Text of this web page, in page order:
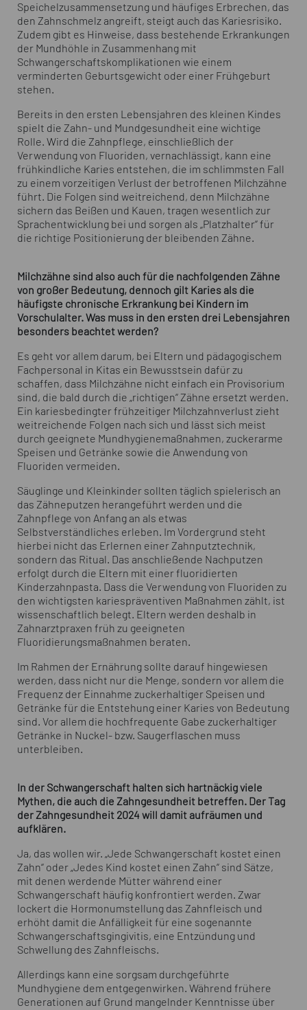
Speichelzusammensetzung und häufiges Erbrechen, das
den Zahnschmelz angreift, steigt auch das Kariesrisiko.
Zudem gibt es Hinweise, dass bestehende Erkrankungen
der Mundhöhle in Zusammenhang mit
Schwangerschaftskomplikationen wie einem
verminderten Geburtsgewicht oder einer Frühgeburt
stehen.
Bereits in den ersten Lebensjahren des kleinen Kindes
spielt die Zahn- und Mundgesundheit eine wichtige
Rolle. Wird die Zahnpflege, einschließlich der
Verwendung von Fluoriden, vernachlässigt, kann eine
frühkindliche Karies entstehen, die im schlimmsten Fall
zu einem vorzeitigen Verlust der betroffenen Milchzähne
führt. Die Folgen sind weitreichend, denn Milchzähne
sichern das Beißen und Kauen, tragen wesentlich zur
Sprachentwicklung bei und sorgen als „Platzhalter“ für
die richtige Positionierung der bleibenden Zähne.
Milchzähne sind also auch für die nachfolgenden Zähne
von großer Bedeutung, dennoch gilt Karies als die
häufigste chronische Erkrankung bei Kindern im
Vorschulalter. Was muss in den ersten drei Lebensjahren
besonders beachtet werden?
Es geht vor allem darum, bei Eltern und pädagogischem
Fachpersonal in Kitas ein Bewusstsein dafür zu
schaffen, dass Milchzähne nicht einfach ein Provisorium
sind, die bald durch die „richtigen“ Zähne ersetzt werden.
Ein kariesbedingter frühzeitiger Milchzahnverlust zieht
weitreichende Folgen nach sich und lässt sich meist
durch geeignete Mundhygienemaßnahmen, zuckerarme
Speisen und Getränke sowie die Anwendung von
Fluoriden vermeiden.
Säuglinge und Kleinkinder sollten täglich spielerisch an
das Zähneputzen herangeführt werden und die
Zahnpflege von Anfang an als etwas
Selbstverständliches erleben. Im Vordergrund steht
hierbei nicht das Erlernen einer Zahnputztechnik,
sondern das Ritual. Das anschließende Nachputzen
erfolgt durch die Eltern mit einer fluoridierten
Kinderzahnpasta. Dass die Verwendung von Fluoriden zu
den wichtigsten kariespräventiven Maßnahmen zählt, ist
wissenschaftlich belegt. Eltern werden deshalb in
Zahnarztpraxen früh zu geeigneten
Fluoridierungsmaßnahmen beraten.
Im Rahmen der Ernährung sollte darauf hingewiesen
werden, dass nicht nur die Menge, sondern vor allem die
Frequenz der Einnahme zuckerhaltiger Speisen und
Getränke für die Entstehung einer Karies von Bedeutung
sind. Vor allem die hochfrequente Gabe zuckerhaltiger
Getränke in Nuckel- bzw. Saugerflaschen muss
unterbleiben.
In der Schwangerschaft halten sich hartnäckig viele
Mythen, die auch die Zahngesundheit betreffen. Der Tag
der Zahngesundheit 2024 will damit aufräumen und
aufklären.
Ja, das wollen wir. „Jede Schwangerschaft kostet einen
Zahn“ oder „Jedes Kind kostet einen Zahn“ sind Sätze,
mit denen werdende Mütter während einer
Schwangerschaft häufig konfrontiert werden. Zwar
lockert die Hormonumstellung das Zahnfleisch und
erhöht damit die Anfälligkeit für eine sogenannte
Schwangerschaftsgingivitis, eine Entzündung und
Schwellung des Zahnfleischs.
Allerdings kann eine sorgsam durchgeführte
Mundhygiene dem entgegenwirken. Während frühere
Generationen auf Grund mangelnder Kenntnisse über